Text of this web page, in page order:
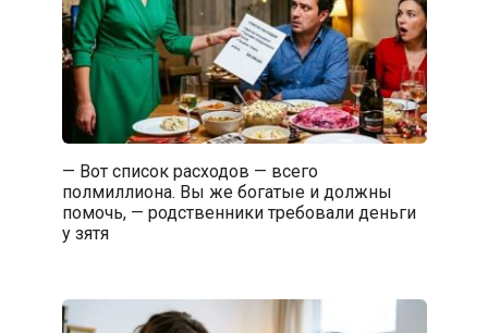
— Вот список расходов — всего
полмиллиона. Вы же богатые и должны
помочь, — родственники требовали деньги
у зятя